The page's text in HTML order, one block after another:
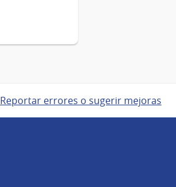
Reportar errores o sugerir mejoras